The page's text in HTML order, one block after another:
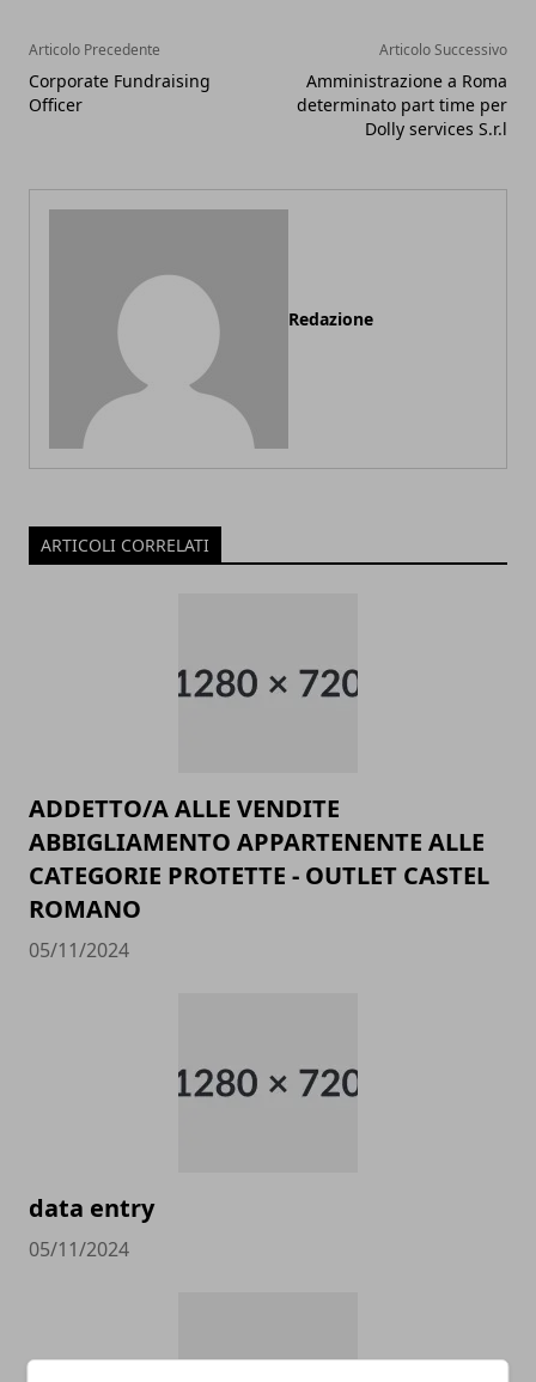
Articolo Precedente
Corporate Fundraising
Officer
Articolo Successivo
Amministrazione a Roma
determinato part time per
Dolly services S.r.l
Redazione
ARTICOLI CORRELATI
ADDETTO/A ALLE VENDITE
ABBIGLIAMENTO APPARTENENTE ALLE
CATEGORIE PROTETTE - OUTLET CASTEL
ROMANO
05/11/2024
data entry
05/11/2024